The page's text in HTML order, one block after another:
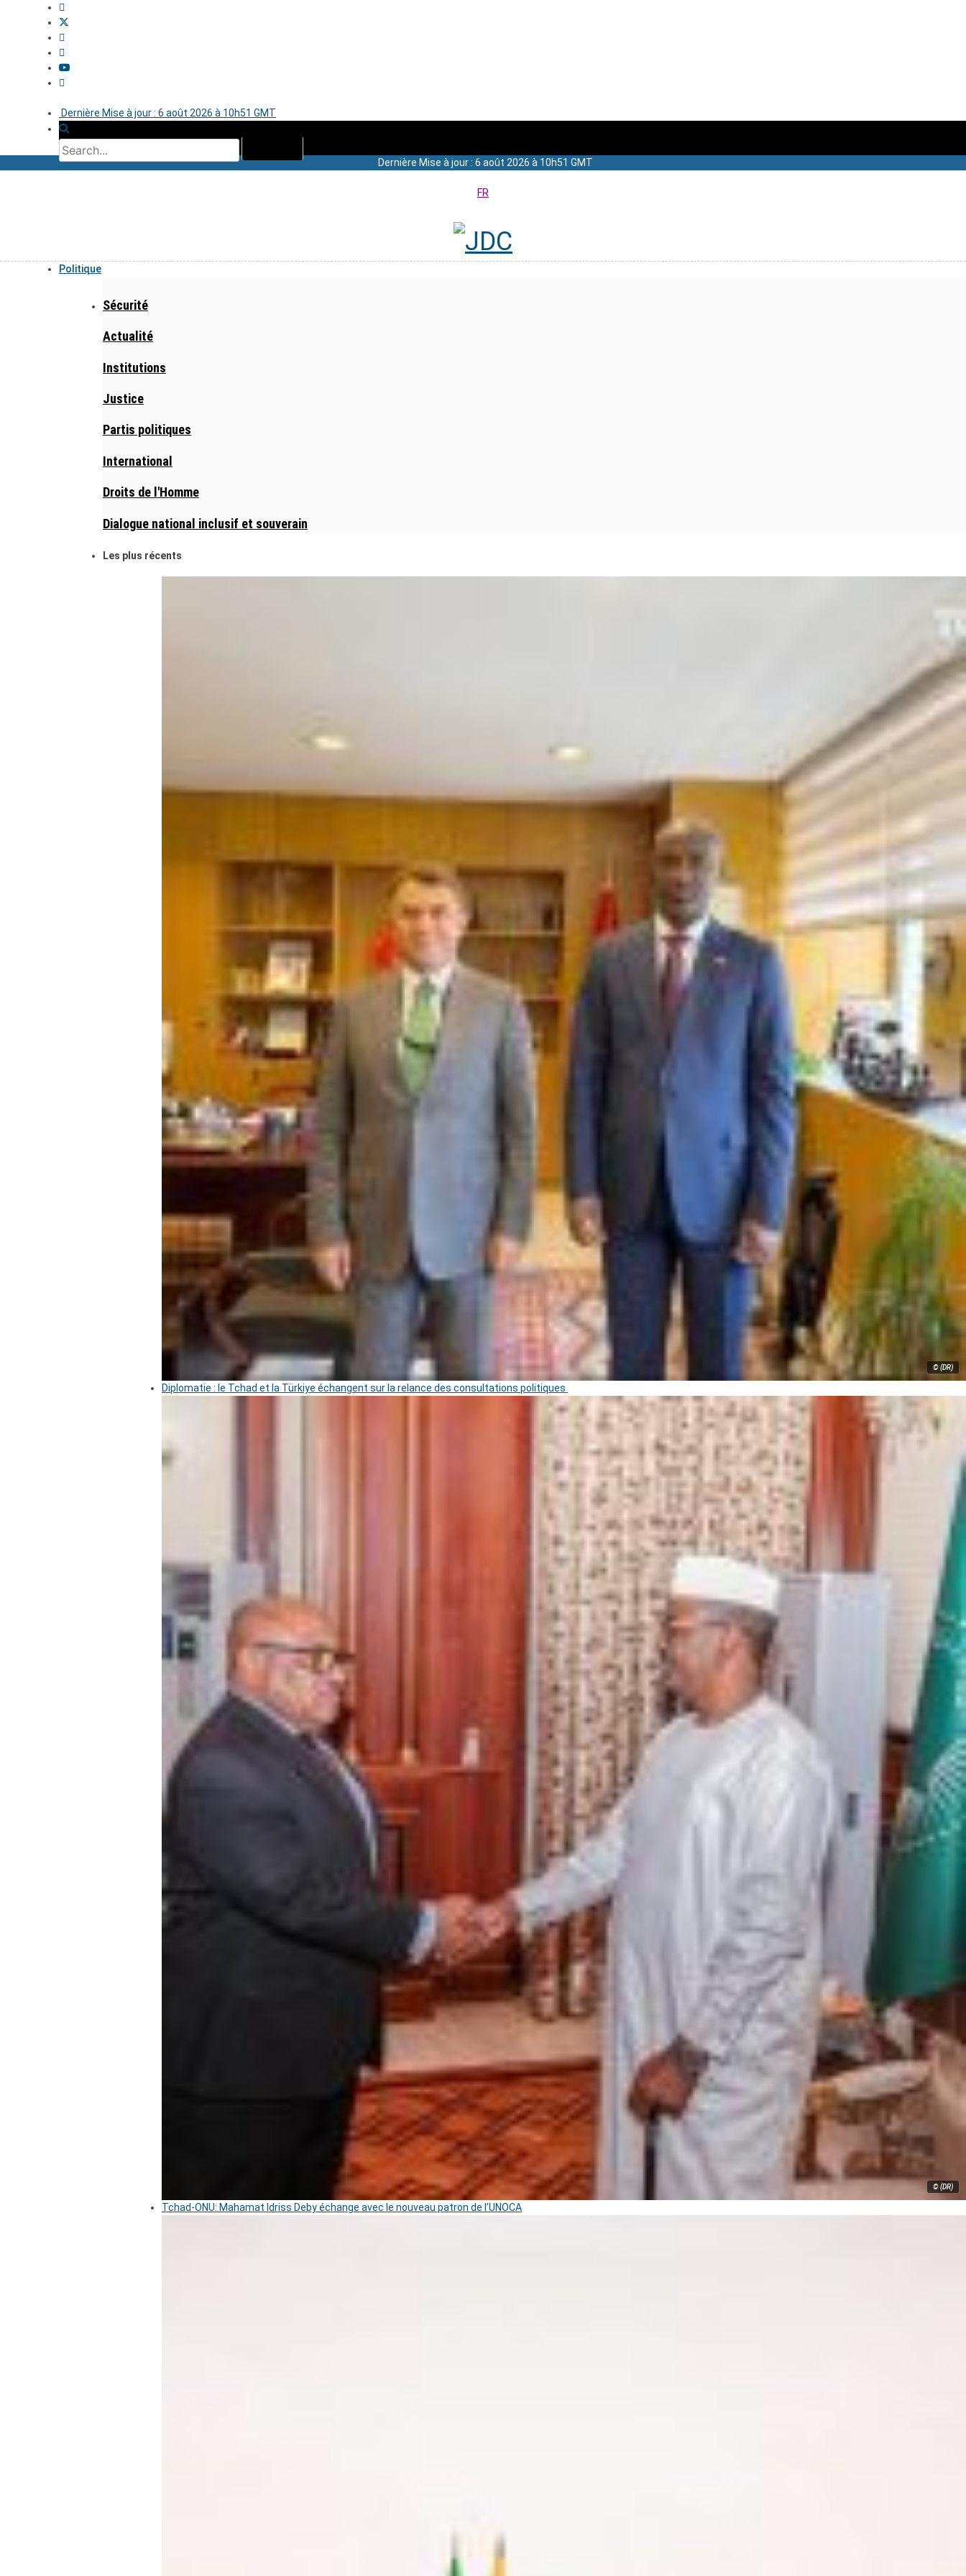
Dernière Mise à jour : 6 août 2026 à 10h51 GMT
Dernière Mise à jour : 6 août 2026 à 10h51 GMT
FR
Politique
Sécurité
Actualité
Institutions
Justice
Partis politiques
International
Droits de l'Homme
Dialogue national inclusif et souverain
Les plus récents
© (DR)
Diplomatie : le Tchad et la Türkiye échangent sur la relance des consultations politiques
© (DR)
Tchad-ONU: Mahamat Idriss Deby échange avec le nouveau patron de l’UNOCA